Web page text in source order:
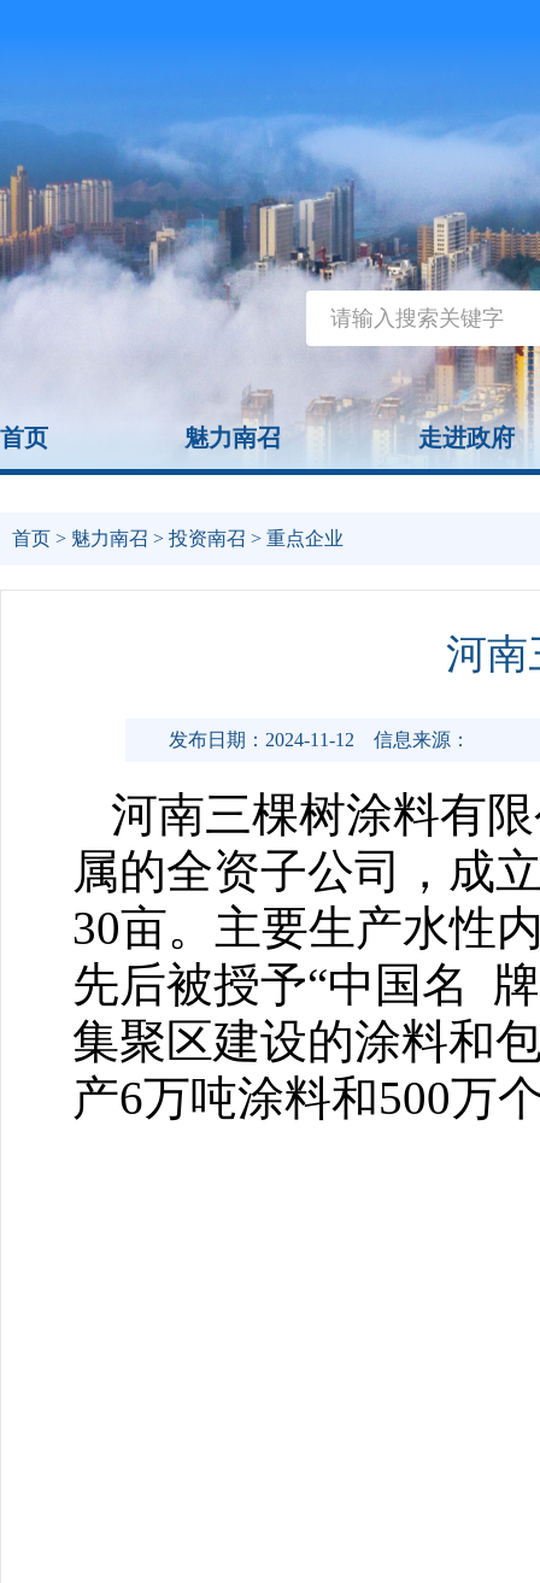
首页 魅力南召 走进政府
首页 > 魅力南召 > 投资南召 > 重点企业
河南
发布日期：2024-11-12 信息来源：
河南三棵树涂料有
属的全资子公司，成
30亩。主要生产水性
先后被授予“中国名
集聚区建设的涂料和
产6万吨涂料和500万